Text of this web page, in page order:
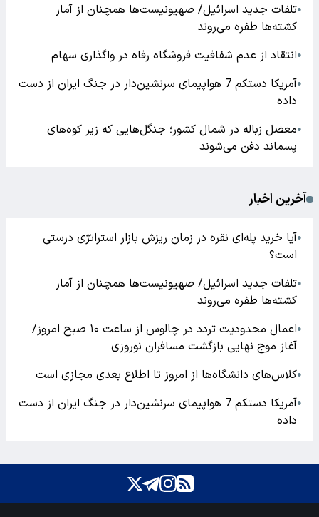
●تلفات جدید اسرائیل/ صهیونیست‌ها همچنان از آمار
کشته‌ها طفره می‌روند
●انتقاد از عدم شفافیت فروشگاه رفاه در واگذاری سهام
●
آمریکا دستکم 7 هواپیمای سرنشین‌دار در جنگ ایران از دست
داده
●معضل زباله در شمال کشور؛ جنگل‌هایی که زیر کوه‌های
پسماند دفن می‌شوند
آخرین اخبار
●آیا خرید پله‌ای نقره در زمان ریزش بازار استراتژی درستی
است؟
●تلفات جدید اسرائیل/ صهیونیست‌ها همچنان از آمار
کشته‌ها طفره می‌روند
●
اعمال محدودیت تردد در چالوس از ساعت ۱۰ صبح امروز/
آغاز موج نهایی بازگشت مسافران نوروزی
●کلاس‌های دانشگاه‌ها از امروز تا اطلاع بعدی مجازی است
●
آمریکا دستکم 7 هواپیمای سرنشین‌دار در جنگ ایران از دست
داده